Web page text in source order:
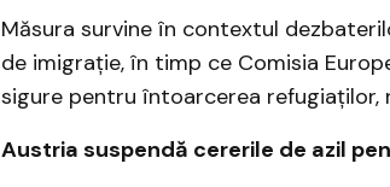
Măsura survine în contextul
de imigrație, în timp ce Comisia
sigure pentru întoarcerea refugiaților,
Austria suspendă cererile de azil